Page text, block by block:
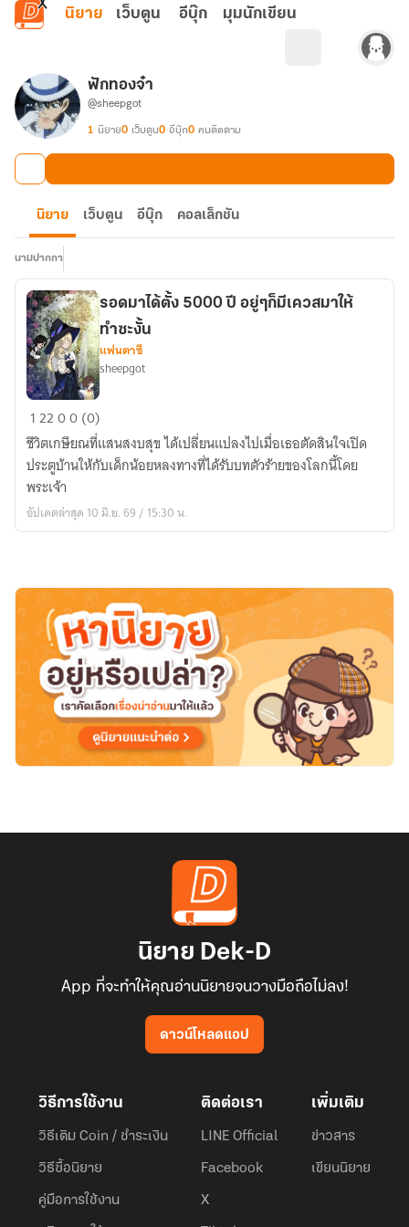
ข้ามไปยังเนื้อหาหลัก
นิยาย เว็บตูน อีบุ๊ก มุมนักเขียน
ฟักทองจ๋า
@sheepgot
1 นิยาย0 เว็บตูน0 อีบุ๊ก0 คนติดตาม
นิยาย เว็บตูน อีบุ๊ก คอลเล็กชัน
นามปากกา
รอด
มา
ได้
ตั้ง
5000
ปี
มี
เคว
สมา
ทำ
ซะ
งั้น
รอดมาได้ตั้ง 5000 ปี อยู่ๆก็มีเควสมาให้
ทำซะงั้น
แฟนตาซี
sheepgot
12200 (0)
ชีวิตเกษียณที่แสนสงบสุข ได้เปลี่ยนแปลงไปเมื่อเธอตัดสินใจเปิด
ประตูบ้านให้กับเด็กน้อยหลงทางที่ได้รับบทตัวร้ายของโลกนี้โดย
พระเจ้า
อัปเดตล่าสุด 10 มิ.ย. 69 / 15:30 น.
นิยาย Dek-D
App ที่จะทำให้คุณอ่านนิยายจนวางมือถือไม่ลง!
ดาวน์โหลดแอป
วิธีการใช้งาน
วิธีเติม Coin / ชำระเงิน
วิธีซื้อนิยาย
คู่มือการใช้งาน
ติดต่อเรา
LINE Official
Facebook
X
เพิ่มเติม
ข่าวสาร
เขียนนิยาย